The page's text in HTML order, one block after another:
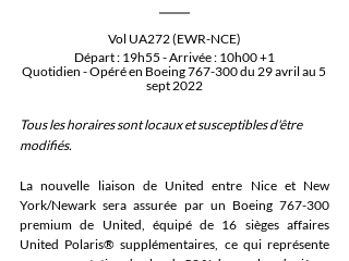
Vol UA272 (EWR-NCE)
Départ : 19h55 - Arrivée : 10h00 +1
Quotidien - Opéré en Boeing 767-300 du 29 avril au 5
sept 2022
Tous les horaires sont locaux et susceptibles d'être
modifiés.
La nouvelle liaison de United entre Nice et New
York/Newark sera assurée par un Boeing 767-300
premium de United, équipé de 16 sièges affaires
United Polaris® supplémentaires, ce qui représente